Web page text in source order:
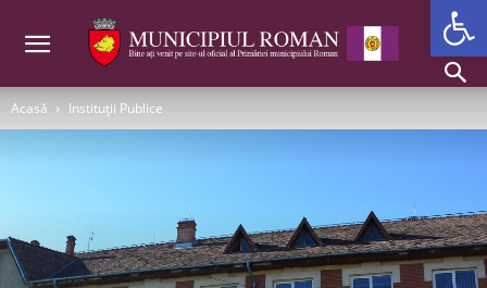
Acasă Instituții Publice